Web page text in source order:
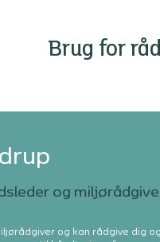
Brug for
og
og kan rådgive dig og